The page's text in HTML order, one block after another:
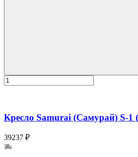
Кресло Samurai (Самурай) S-1
39237 ₽